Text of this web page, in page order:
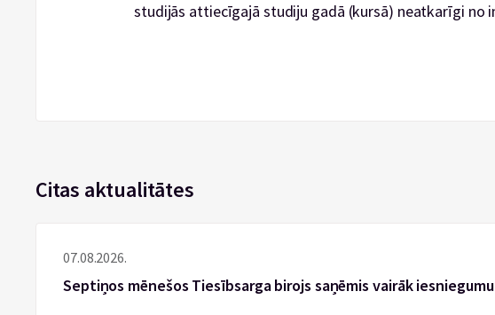
studijās attiecīgajā studiju gadā (kursā) neatkarīgi no
Citas aktualitātes
07.08.2026.
Septiņos mēnešos Tiesībsarga birojs saņēmis vairāk